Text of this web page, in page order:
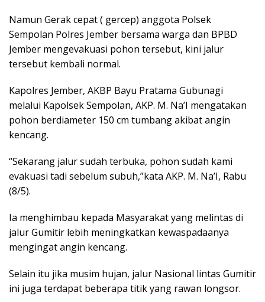
Namun Gerak cepat ( gercep) anggota Polsek
Sempolan Polres Jember bersama warga dan BPBD
Jember mengevakuasi pohon tersebut, kini jalur
tersebut kembali normal.
Kapolres Jember, AKBP Bayu Pratama Gubunagi
melalui Kapolsek Sempolan, AKP. M. Na’I mengatakan
pohon berdiameter 150 cm tumbang akibat angin
kencang.
“Sekarang jalur sudah terbuka, pohon sudah kami
evakuasi tadi sebelum subuh,”kata AKP. M. Na’I, Rabu
(8/5).
Ia menghimbau kepada Masyarakat yang melintas di
jalur Gumitir lebih meningkatkan kewaspadaanya
mengingat angin kencang.
Selain itu jika musim hujan, jalur Nasional lintas Gumitir
ini juga terdapat beberapa titik yang rawan longsor.